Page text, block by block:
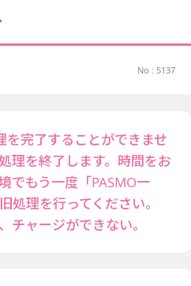
No : 5137
を完了することができませ
理を終了します。時間をお
でもう一度「PASMO一
処理を行ってください。
チャージができない。